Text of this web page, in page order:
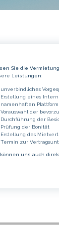
Sie die
Leistungen:
unverbindliches
Erstellung eines
namenhaften Plattform
Vorauswahl der
Durchführung der
Prüfung der Bonität
Erstellung des
Termin zur
können uns auch